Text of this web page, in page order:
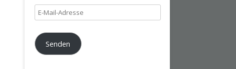
E-
Mail-
Adresse
Senden